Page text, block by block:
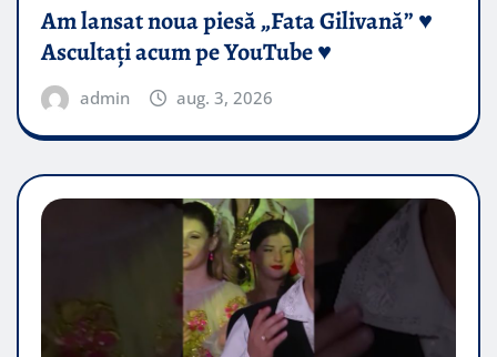
Am lansat noua piesă „Fata Gilivană” ♥️
Ascultați acum pe YouTube ♥️
admin aug. 3, 2026